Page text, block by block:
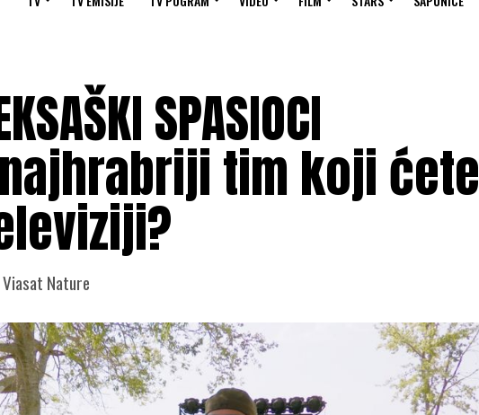
SPASIOCI
najhrabriji tim koji ćete
Nature